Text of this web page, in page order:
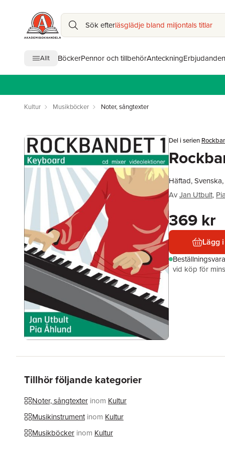
Sök efterläsglädje bland miljontals titlar
Allt BöckerPennor och tillbehörAnteckningErbjudanden
Kultur Musikböcker Noter, sångtexter
Del i serien
Häftad,
AvJan Utbult,
369 kr
Lägg
vid köp för
Tillhör följande kategorier
Noter, sångtexter inom Kultur
Musikinstrument inom Kultur
Musikböcker inom Kultur